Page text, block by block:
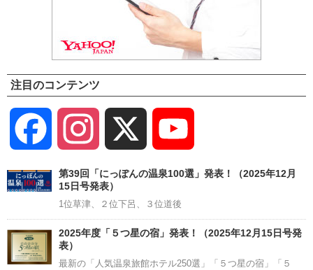
注目のコンテンツ
Facebook Instagram
Channel
第39回「にっぽんの温泉100選」発表！（2025年12月
15日号発表）
1位草津、２位下呂、３位道後
2025年度「５つ星の宿」発表！（2025年12月15日号発
表）
最新の「人気温泉旅館ホテル250選」「５つ星の宿」「５